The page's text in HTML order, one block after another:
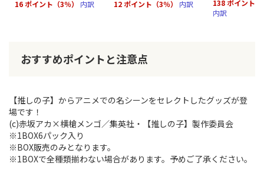
16 ポイント（3％） 内訳 12 ポイント（3％） 内訳
138 ポイント
内訳
おすすめポイントと注意点
【推しの子】からアニメでの名シーンをセレクトしたグッズが登
場です！
(c)赤坂アカ×横槍メンゴ／集英社・【推しの子】製作委員会
※1BOX6パック入り
※BOX販売のみとなります。
※1BOXで全種類揃わない場合があります。予めご了承ください。